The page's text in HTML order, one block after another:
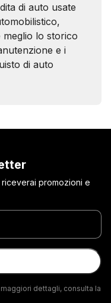
di auto usate
lo storico
e i
di auto
promozioni e
dettagli, consulta la